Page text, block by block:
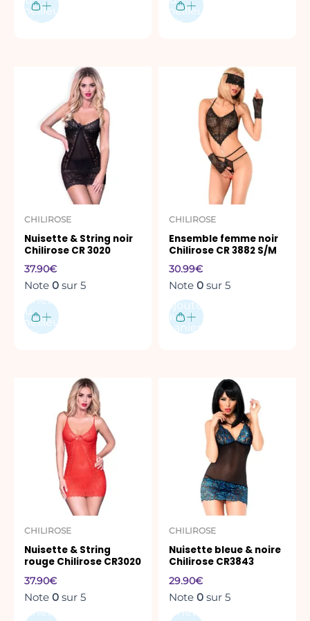
meilleur
prix
meilleur
prix
CHILIROSE
Nuisette & String noir
Chilirose CR 3020
37.90€
Note 0 sur 5
Acheter
au
meilleur
prix
plusieurs
variations.
options
peuvent
choisies
sur
la
page
du
produit
CHILIROSE
Ensemble femme noir
Chilirose CR 3882 S/M
30.99€
Note 0 sur 5
Ajouter
au
panier
CHILIROSE
Nuisette & String
rouge Chilirose CR3020
37.90€
Note 0 sur 5
Acheter
plusieurs
variations.
options
peuvent
choisies
sur
la
page
du
produit
CHILIROSE
Nuisette bleue & noire
Chilirose CR3843
29.90€
Note 0 sur 5
Acheter
plusieurs
variations.
options
peuvent
choisies
sur
la
page
du
produit